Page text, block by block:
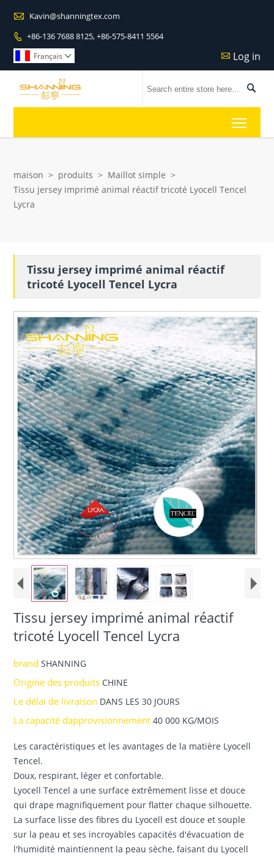
 Kavin@shanningtex.com
 +86-136 7688 8125, +86-575-8411 5564
 Log in
Français 

maison > produits > Maillot simple >
Tissu jersey imprimé animal réactif tricoté Lyocell Tencel
Lycra
Tissu jersey imprimé animal réactif
tricoté Lyocell Tencel Lycra
Tissu jersey imprimé animal réactif
tricoté Lyocell Tencel Lycra
brandSHANNING
Origine des produits CHINE
Le délai de livraison DANS LES 30 JOURS
La capacité dapprovisionnement40 000 KG/MOIS
Les caractéristiques et les avantages de la matière Lyocell
Tencel.
Doux, respirant, léger et confortable.
Lyocell Tencel a une surface extrêmement lisse et douce
qui drape magnifiquement pour flatter chaque silhouette.
La surface lisse des fibres du Lyocell est douce et souple
sur la peau et ses incroyables capacités d'évacuation de
l'humidité maintiennent la peau sèche, faisant du Lyocell